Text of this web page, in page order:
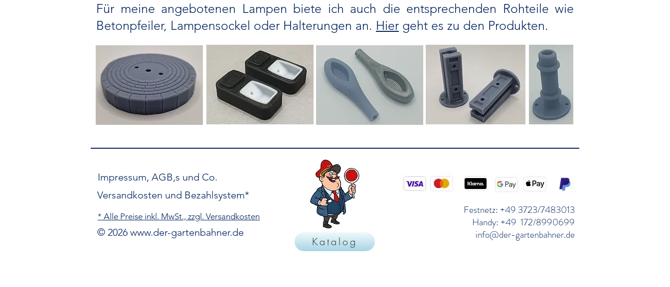
Für meine angebotenen Lampen biete ich auch die entsprechenden Rohteile wie
Betonpfeiler, Lampensockel oder Halterungen an. Hier geht es zu den Produkten.
Impressum, AGB,s und Co.
Versandkosten und Bezahlsystem*
* Alle Preise inkl. MwSt., zzgl. Versandkosten
Katalog
© 2026 www.der-gartenbahner.de
Festnetz: +49 3723/7483013
Handy: +49 172/8990699
info@der-gartenbahner.de